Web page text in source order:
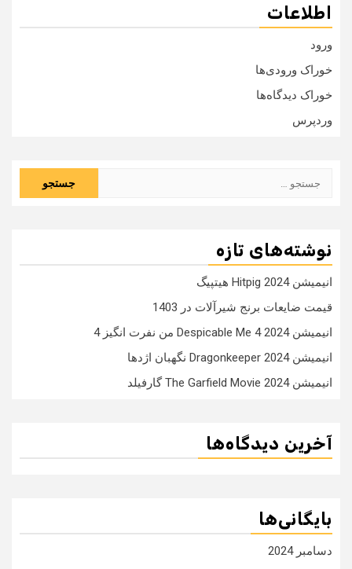
اطلاعات
ورود
خوراک ورودی‌ها
خوراک دیدگاه‌ها
وردپرس
نوشته‌های تازه
انیمیشن Hitpig 2024 هیتپیگ
قیمت ضایعات برنج شیرآلات در 1403
انیمیشن Despicable Me 4 2024 من نفرت انگیز 4
انیمیشن Dragonkeeper 2024 نگهبان اژدها
انیمیشن The Garfield Movie 2024 گارفیلد
آخرین دیدگاه‌ها
بایگانی‌ها
دسامبر 2024